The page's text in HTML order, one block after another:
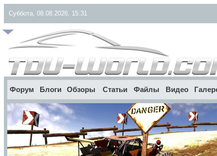
Суббота, 08.08.2026, 15:31
Форум Блоги Обзоры Статьи Файлы Видео